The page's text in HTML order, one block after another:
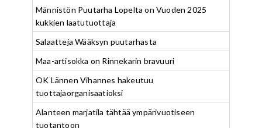
Männistön Puutarha Lopelta on Vuoden 2025
kukkien laatutuottaja
Salaatteja Wääksyn puutarhasta
Maa-artisokka on Rinnekarin bravuuri
OK Lännen Vihannes hakeutuu
tuottajaorganisaatioksi
Alanteen marjatila tähtää ympärivuotiseen
tuotantoon